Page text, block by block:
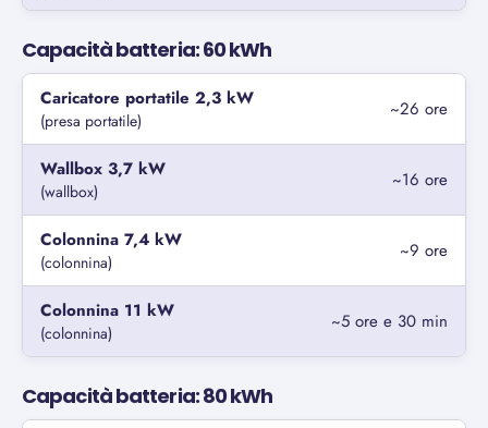
Capacità batteria: 60 kWh
Caricatore portatile 2,3 kW
(presa portatile)
~26 ore
Wallbox 3,7 kW
(wallbox)
~16 ore
Colonnina 7,4 kW
(colonnina)
~9 ore
Colonnina 11 kW
(colonnina)
~5 ore e 30 min
Capacità batteria: 80 kWh